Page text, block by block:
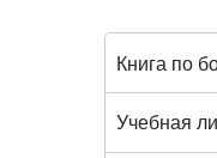
Книга по
Учебная